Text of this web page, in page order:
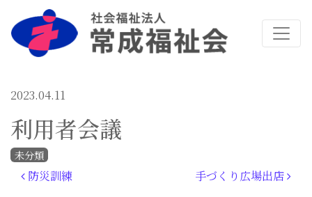
2023.04.11
利用者会議
未分類
投稿ナビゲーション
防災訓練 手づくり広場出店